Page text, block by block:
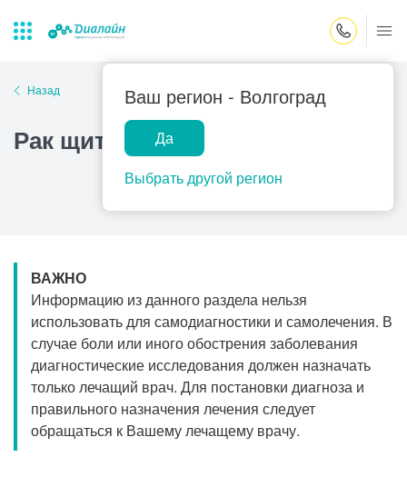
Ваш регион - Волгоград
Да
Выбрать другой регион
Лаборатории
Центр помощи
на дому
Закрыть поиск
Популярные запросы
Прием гинеколога
Прием гастроэнтеролога
Прием офтальмолога
Прием уролога
Прием хирурга
Прием кардиолога
Назад
Рак щитовидной железы
ВАЖНО
Информацию из данного раздела нельзя
использовать для самодиагностики и самолечения. В
случае боли или иного обострения заболевания
диагностические исследования должен назначать
только лечащий врач. Для постановки диагноза и
правильного назначения лечения следует
обращаться к Вашему лечащему врачу.